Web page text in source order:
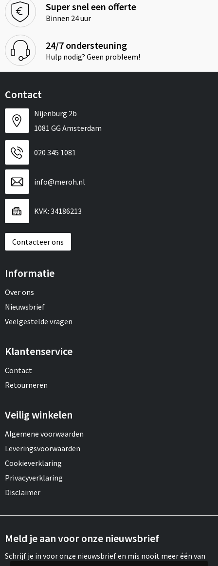
Super snel een offerte
Binnen 24 uur
24/7 ondersteuning
Hulp nodig? Geen probleem!
Contact
Nijenburg 2b
1081 GG Amsterdam
020 345 1081
info@meroh.nl
KVK: 34186213
Contacteer ons
Informatie
Over ons
Nieuwsbrief
Veelgestelde vragen
Klantenservice
Contact
Retourneren
Veilig winkelen
Algemene voorwaarden
Leveringsvoorwaarden
Cookieverklaring
Privacyverklaring
Disclaimer
Meld je aan voor onze nieuwsbrief
Schrijf je in voor onze nieuwsbrief en mis nooit meer één van